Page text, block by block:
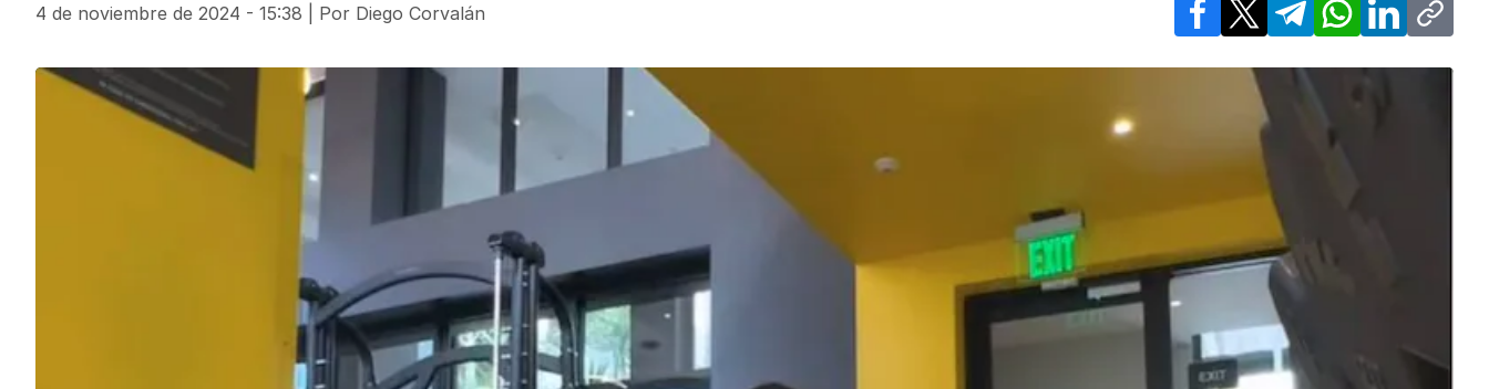
4 de noviembre de 2024 - 15:38 | Por Diego Corvalán
Facebook
X TelegramWhatsApp
LinkedInCopy